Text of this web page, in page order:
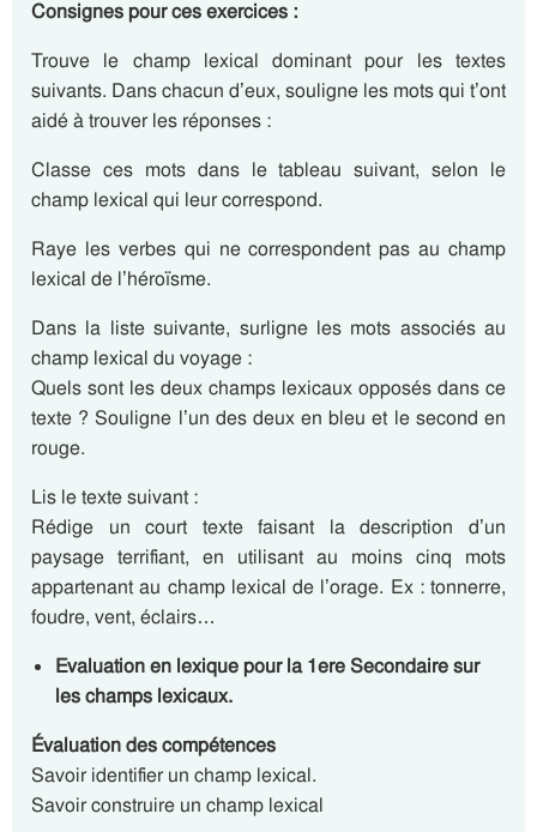
Consignes pour ces exercices :
Trouve le champ lexical dominant pour les textes
suivants. Dans chacun d’eux, souligne les mots qui t’ont
aidé à trouver les réponses :
Classe ces mots dans le tableau suivant, selon le
champ lexical qui leur correspond.
Raye les verbes qui ne correspondent pas au champ
lexical de l’héroïsme.
Dans la liste suivante, surligne les mots associés au
champ lexical du voyage :
Quels sont les deux champs lexicaux opposés dans ce
texte ? Souligne l’un des deux en bleu et le second en
rouge.
Lis le texte suivant :
Rédige un court texte faisant la description d’un
paysage terrifiant, en utilisant au moins cinq mots
appartenant au champ lexical de l’orage. Ex : tonnerre,
foudre, vent, éclairs…
Evaluation en lexique pour la 1ere Secondaire sur
les champs lexicaux.
Évaluation des compétences
Savoir identifier un champ lexical.
Savoir construire un champ lexical